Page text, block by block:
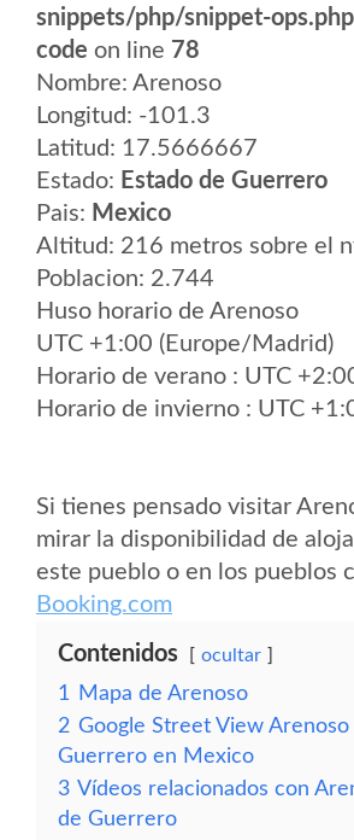
snippets/php/snippet-
code on line 78
Nombre: Arenoso
Longitud: -101.3
Latitud: 17.5666667
Estado: Estado de Guerrero
Pais: Mexico
Altitud: 216 metros sobre el
Poblacion: 2.744
Huso horario de Arenoso
UTC +1:00 (Europe/Madrid)
Horario de verano : UTC
Horario de invierno : UTC
Si tienes pensado visitar
mirar la disponibilidad de
este pueblo o en los pueblos
Booking.com
Contenidos ocultar
1
Mapa de Arenoso
2 Google Street View Arenoso
Guerrero en Mexico
3 Vídeos relacionados con
de Guerrero